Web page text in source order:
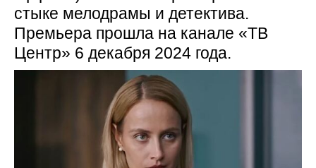
стыке мелодрамы и детектива.
Премьера прошла на канале «ТВ
Центр» 6 декабря 2024 года.